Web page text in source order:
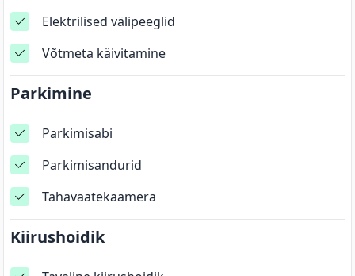
Elektrilised välipeeglid
Võtmeta käivitamine
Parkimine
Parkimisabi
Parkimisandurid
Tahavaatekaamera
Kiirushoidik